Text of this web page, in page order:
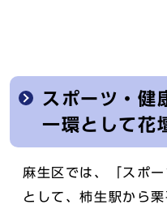
スポーツ・健
一環として花
麻生区では、「スポ
として、柿生駅から